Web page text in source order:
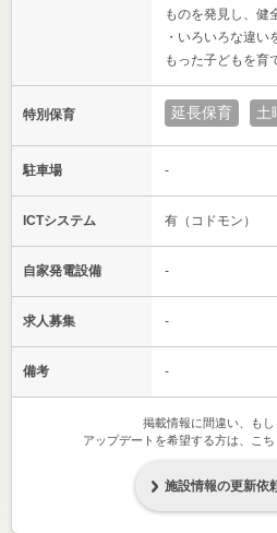
ものを発見し、健
・いろいろな違い
もった子どもを育
特別保育 延長保育 土
駐車場 -
ICTシステム 有（コドモン）
自家発電設備 -
求人募集 -
備考 -
掲載情報に間違い、もし
アップデートを希望する方は、こち
施設情報の更新依